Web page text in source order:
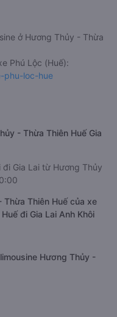
ở Hương Thủy - Thừa
Phú Lộc (Huế):
phu-loc-hue
- Thừa Thiên Huế Gia
Gia Lai từ Hương Thủy
Thiên Huế của xe
đi Gia Lai Anh Khôi
Hương Thủy -